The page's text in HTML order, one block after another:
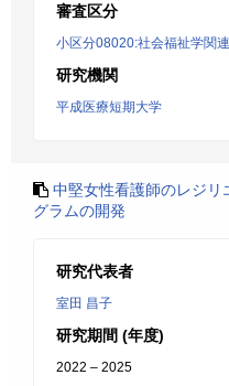
審査区分
小区分08020:社会福祉学関連
研究機関
平成医療短期大学
中堅女性看護師のレジリ
グラムの開発
研究代表者
室田 昌子
研究期間 (年度)
2022 – 2025